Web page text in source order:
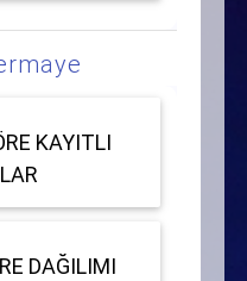
KAYITLI
DAĞILIMI